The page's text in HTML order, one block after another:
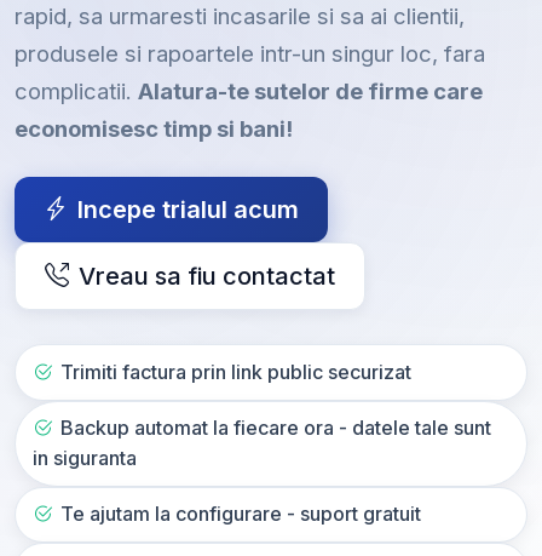
rapid, sa urmaresti incasarile si sa ai clientii,
produsele si rapoartele intr-un singur loc, fara
complicatii. Alatura-te sutelor de firme care
economisesc timp si bani!
Incepe trialul acum
Vreau sa fiu contactat
Trimiti factura prin link public securizat
Backup automat la fiecare ora - datele tale sunt
in siguranta
Te ajutam la configurare - suport gratuit